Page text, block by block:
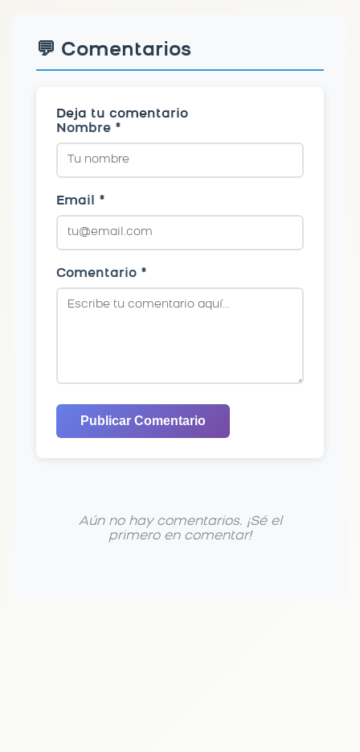
💬 Comentarios
Deja tu comentario
Nombre *
Email *
Comentario *
Publicar Comentario
Aún no hay comentarios. ¡Sé el
primero en comentar!